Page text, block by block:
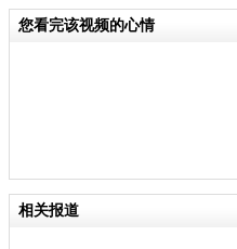
您看完该视频的心情
相关报道